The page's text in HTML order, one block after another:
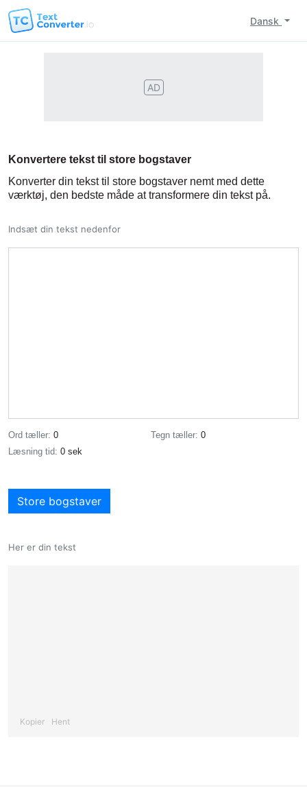
Dansk
AD
Konvertere tekst til store bogstaver
Konverter din tekst til store bogstaver nemt med dette
værktøj, den bedste måde at transformere din tekst på.
Indsæt din tekst nedenfor
Ord tæller: 0 Tegn tæller: 0
Læsning tid: 0 sek
Her er din tekst
Kopier Hent
Store bogstaver